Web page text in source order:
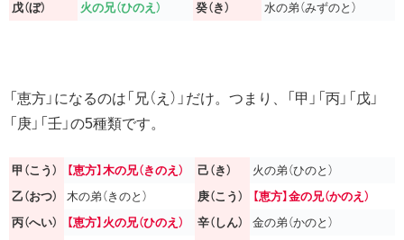
戊（ぼ）
火の兄（ひのえ） 癸（き） 水の弟（みずのと）
「恵方」になるのは「兄（え）」だけ。つまり、「甲」「丙」「戊」
「庚」「壬」の5種類です。
甲（こう） 【恵方】木の兄（きのえ） 己（き）
火の弟（ひのと）
乙（おつ）
木の弟（きのと） 庚（こう）
【恵方】金の兄（かのえ）
丙（へい）
【恵方】火の兄（ひのえ） 辛（しん）
金の弟（かのと）